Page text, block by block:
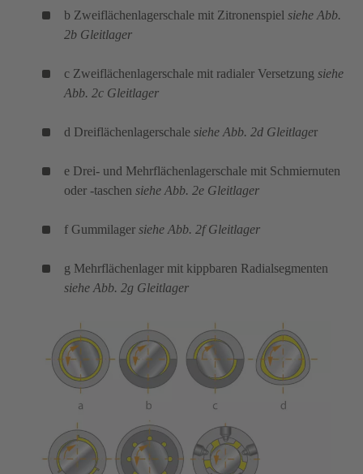
b Zweiflächenlagerschale mit Zitronenspiel siehe Abb.
2b Gleitlager
c Zweiflächenlagerschale mit radialer Versetzung siehe
Abb. 2c Gleitlager
d Dreiflächenlagerschale siehe Abb. 2d Gleitlager
e Drei- und Mehrflächenlagerschale mit Schmiernuten
oder -taschen siehe Abb. 2e Gleitlager
f Gummilager siehe Abb. 2f Gleitlager
g Mehrflächenlager mit kippbaren Radialsegmenten
siehe Abb. 2g Gleitlager